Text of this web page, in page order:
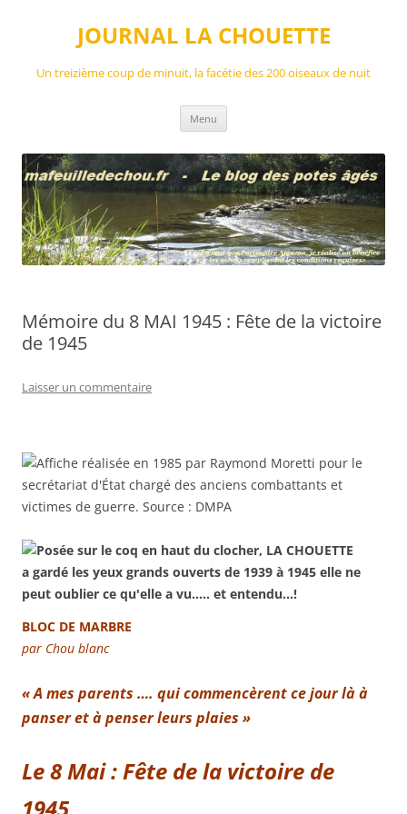
JOURNAL LA CHOUETTE
Un treizième coup de minuit, la facétie des 200 oiseaux de nuit
Menu
Mémoire du 8 MAI 1945 : Fête de la victoire
de 1945
Laisser un commentaire
BLOC DE MARBRE
par Chou blanc
« A mes parents …. qui commencèrent ce jour là à
panser et à penser leurs plaies »
Le 8 Mai : Fête de la victoire de